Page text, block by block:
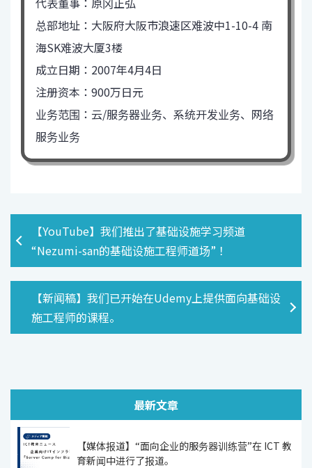
总部地址：大阪府大阪市浪速区难波中1-10-4 南
海SK难波大厦3楼
成立日期：2007年4月4日
注册资本：900万日元
业务范围：云/服务器业务、系统开发业务、网络
服务业务
【YouTube】我们推出了基础设施学习频道
“Nezumi-san的基础设施工程师道场”！
【新闻稿】我们已开始在Udemy上提供面向基础设
施工程师的课程。
最新文章
【媒体报道】“面向企业的服务器训练营”在 ICT 教
育新闻中进行了报道。